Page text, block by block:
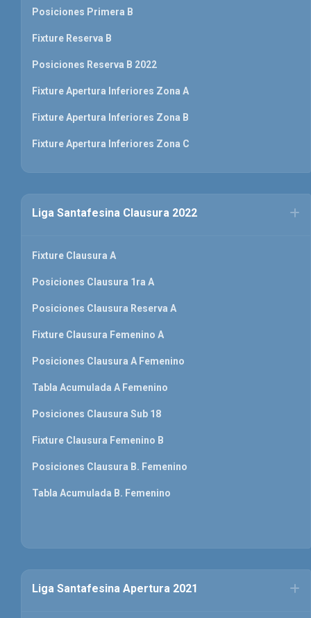
Posiciones Primera B
Fixture Reserva B
Posiciones Reserva B 2022
Fixture Apertura Inferiores Zona A
Fixture Apertura Inferiores Zona B
Fixture Apertura Inferiores Zona C
Liga Santafesina Clausura 2022
Fixture Clausura A
Posiciones Clausura 1ra A
Posiciones Clausura Reserva A
Fixture Clausura Femenino A
Posiciones Clausura A Femenino
Tabla Acumulada A Femenino
Posiciones Clausura Sub 18
Fixture Clausura Femenino B
Posiciones Clausura B. Femenino
Tabla Acumulada B. Femenino
Liga Santafesina Apertura 2021